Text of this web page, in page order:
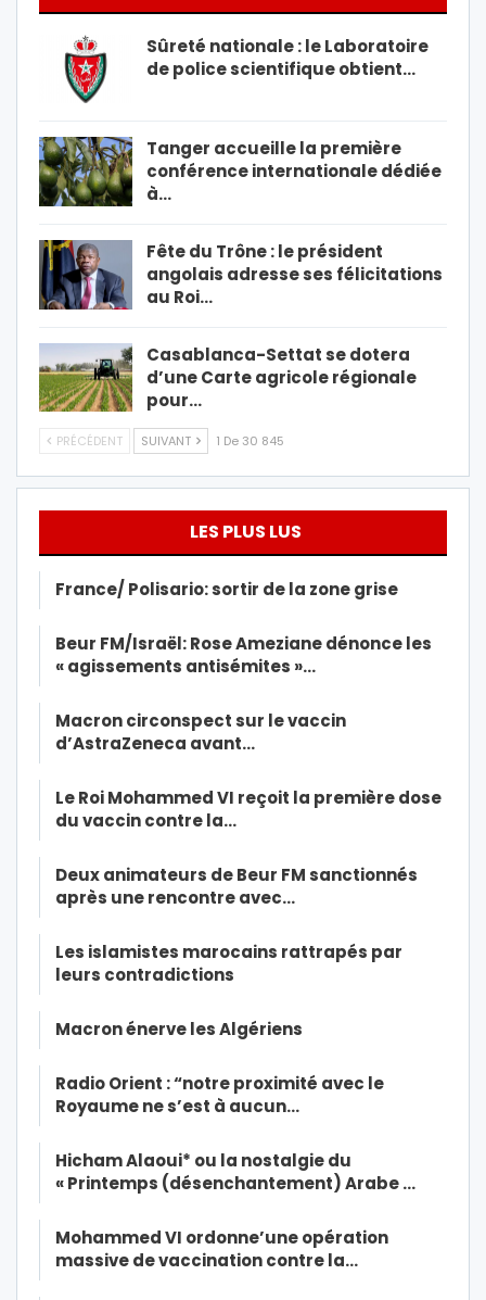
Sûreté nationale : le Laboratoire
de police scientifique obtient…
Tanger accueille la première
conférence internationale dédiée
à…
Fête du Trône : le président
angolais adresse ses félicitations
au Roi…
Casablanca-Settat se dotera
d’une Carte agricole régionale
pour…
PRÉCÉDENT SUIVANT 1 De 30 845
LES PLUS LUS
France/ Polisario: sortir de la zone grise
Beur FM/Israël: Rose Ameziane dénonce les
« agissements antisémites »…
Macron circonspect sur le vaccin
d’AstraZeneca avant…
Le Roi Mohammed VI reçoit la première dose
du vaccin contre la…
Deux animateurs de Beur FM sanctionnés
après une rencontre avec…
Les islamistes marocains rattrapés par
leurs contradictions
Macron énerve les Algériens
Radio Orient : “notre proximité avec le
Royaume ne s’est à aucun…
Hicham Alaoui* ou la nostalgie du
« Printemps (désenchantement) Arabe …
Mohammed VI ordonne’une opération
massive de vaccination contre la…